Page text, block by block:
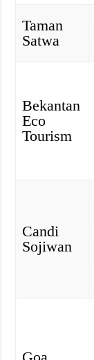
Taman
Satwa
Bekantan
Eco
Tourism
Candi
Sojiwan